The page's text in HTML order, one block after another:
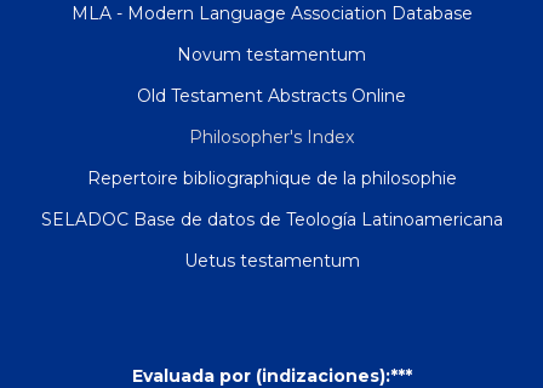
MLA - Modern Language Association Database
Novum testamentum
Old Testament Abstracts Online
Philosopher's Index
Repertoire bibliographique de la philosophie
SELADOC Base de datos de Teología Latinoamericana
Uetus testamentum
Evaluada por (indizaciones):***